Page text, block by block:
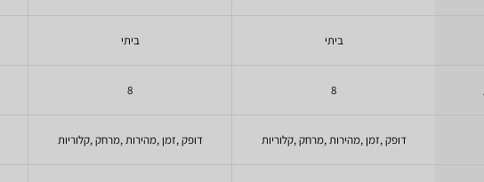
ביתי
8
דופק ,זמן ,מהירות ,מרחק ,קלוריות
ביתי
8
דופק ,זמן ,מהירות ,מרחק ,קלוריות